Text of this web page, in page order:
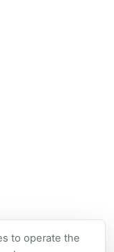
to operate the